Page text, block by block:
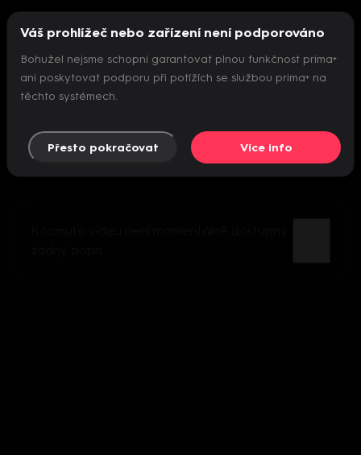
Nepodařilo se inicializovat přehrávač
Váš prohlížeč nebo zařízení není podporováno
Bohužel nejsme schopni garantovat plnou funkčnost prima+
ani poskytovat podporu při potížích se službou prima+ na
těchto systémech.
Přesto pokračovat Více info